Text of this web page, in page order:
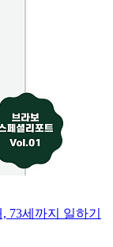
73세까지 일하기